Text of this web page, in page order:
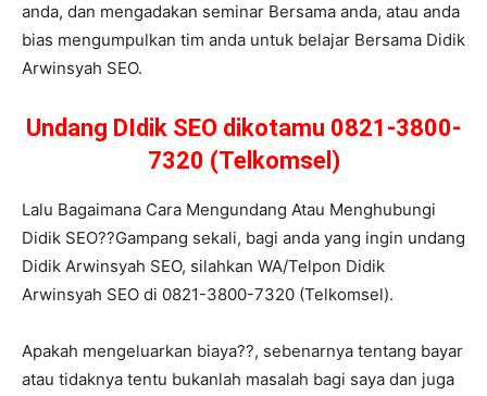
anda, dan mengadakan seminar Bersama anda, atau anda
bias mengumpulkan tim anda untuk belajar Bersama Didik
Arwinsyah SEO.
Undang DIdik SEO dikotamu 0821-3800-
7320 (Telkomsel)
Lalu Bagaimana Cara Mengundang Atau Menghubungi
Didik SEO??Gampang sekali, bagi anda yang ingin undang
Didik Arwinsyah SEO, silahkan WA/Telpon Didik
Arwinsyah SEO di 0821-3800-7320 (Telkomsel).
Apakah mengeluarkan biaya??, sebenarnya tentang bayar
atau tidaknya tentu bukanlah masalah bagi saya dan juga